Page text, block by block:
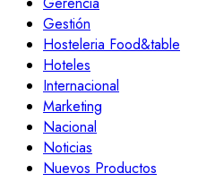
Gestión
Hosteleria Food&table
Hoteles
Internacional
Marketing
Nacional
Noticias
Nuevos Productos